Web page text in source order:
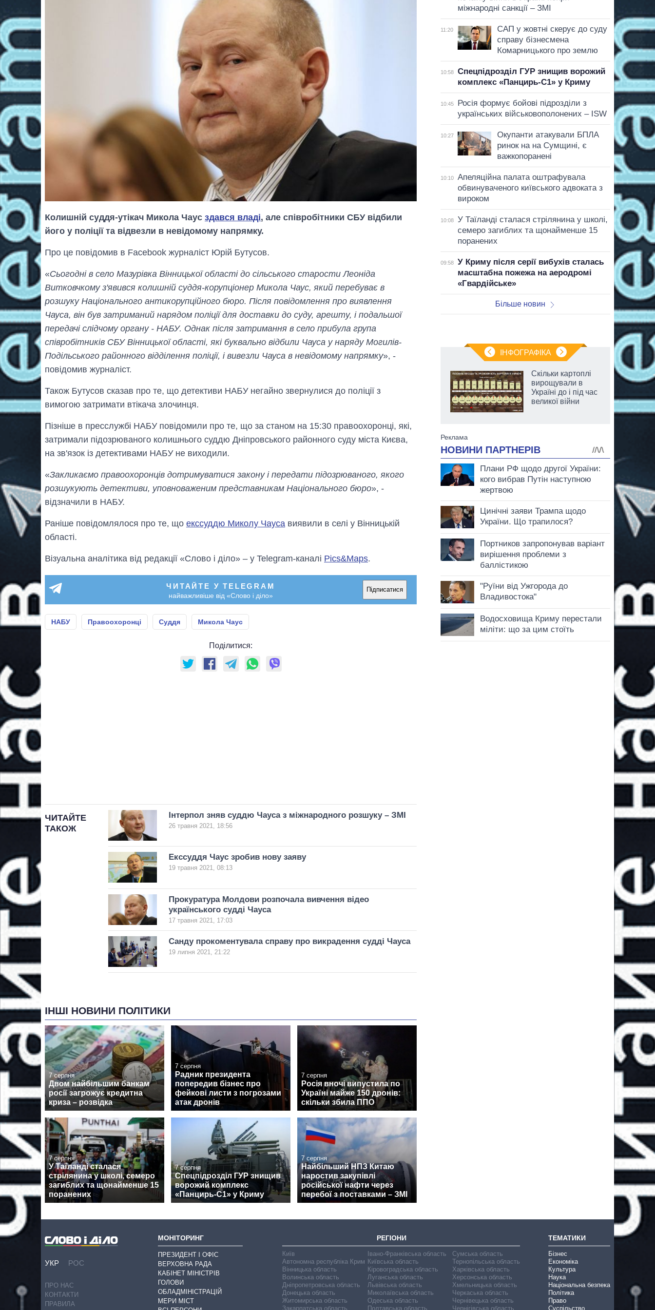
Колишній суддя-утікач Микола Чаус здався владі, але співробітники СБУ відбили
його у поліції та відвезли в невідомому напрямку.
Про це повідомив в Facebook журналіст Юрій Бутусов.
«Сьогодні в село Мазурівка Вінницької області до сільського старости Леоніда
Витковчкому з'явився колишній суддя-корупціонер Микола Чаус, який перебуває в
розшуку Національного антикорупційного бюро. Після повідомлення про виявлення
Чауса, він був затриманий нарядом поліції для доставки до суду, арешту, і подальшої
передачі слідчому органу - НАБУ. Однак після затримання в село прибула група
співробітників СБУ Вінницької області, які буквально відбили Чауса у наряду Могилів-
Подільського районного відділення поліції, і вивезли Чауса в невідомому напрямку», -
повідомив журналіст.
Також Бутусов сказав про те, що детективи НАБУ негайно звернулися до поліції з
вимогою затримати втікача злочинця.
Пізніше в пресслужбі НАБУ повідомили про те, що за станом на 15:30 правоохоронці, які,
затримали підозрюваного колишнього суддю Дніпровського районного суду міста Києва,
на зв'язок із детективами НАБУ не виходили.
«Закликаємо правоохоронців дотримуватися закону і передати підозрюваного, якого
розшукують детективи, уповноваженим представникам Національного бюро», -
відзначили в НАБУ.
Раніше повідомлялося про те, що екссуддю Миколу Чауса виявили в селі у Вінницькій
області.
Візуальна аналітика від редакції «Слово і діло» – у Telegram-каналі Pics&Maps.
ЧИТАЙТЕ У TELEGRAM
найважливіше від «Слово і діло»
Підписатися
НАБУ Правоохоронці Суддя Микола Чаус
Поділитися:
ЧИТАЙТЕ
ТАКОЖ
Інтерпол зняв суддю Чауса з міжнародного розшуку – ЗМІ
26 травня 2021, 18:56
Екссуддя Чаус зробив нову заяву
19 травня 2021, 08:13
Прокуратура Молдови розпочала вивчення відео
українського судді Чауса
17 травня 2021, 17:03
Санду прокоментувала справу про викрадення судді Чауса
19 липня 2021, 21:22
ІНШІ НОВИНИ ПОЛІТИКИ
7 серпня
Двом найбільшим банкам
росії загрожує кредитна
криза – розвідка
7 серпня
Радник президента
попередив бізнес про
фейкові листи з погрозами
атак дронів
7 серпня
Росія вночі випустила по
Україні майже 150 дронів:
скільки збила ППО
7 серпня
У Таїланді сталася
стрілянина у школі, семеро
загиблих та щонайменше 15
поранених
7 серпня
Спецпідрозділ ГУР знищив
ворожий комплекс
«Панцирь-С1» у Криму
7 серпня
Найбільший НПЗ Китаю
наростив закупівлі
російської нафти через
перебої з поставками – ЗМІ
міжнародні санкції – ЗМІ
11:20
САП у жовтні скерує до суду
справу бізнесмена
Комарницького про землю
10:58
Спецпідрозділ ГУР знищив ворожий
комплекс «Панцирь-С1» у Криму
10:45
Росія формує бойові підрозділи з
українських військовополонених – ISW
10:27
Окупанти атакували БПЛА
ринок на на Сумщині, є
важкопоранені
10:10
Апеляційна палата оштрафувала
обвинуваченого київського адвоката з
вироком
10:08
У Таїланді сталася стрілянина у школі,
семеро загиблих та щонайменше 15
поранених
09:58
У Криму після серії вибухів сталась
масштабна пожежа на аеродромі
«Гвардійське»
Більше новин
ІНФОГРАФІКА
Міністерства
Скільки картоплі
вирощували в
Україні до і під час
великої війни
УКР РОС
ПРО НАС
КОНТАКТИ
ПРАВИЛА
МОНІТОРИНГ
ПРЕЗИДЕНТ І ОФІС
ВЕРХОВНА РАДА
КАБІНЕТ МІНІСТРІВ
ГОЛОВИ
ОБЛАДМІНІСТРАЦІЙ
МЕРИ МІСТ
РЕГІОНИ
Київ
Автономна республіка Крим
Вінницька область
Волинська область
Дніпропетровська область
Донецька область
Житомирська область
Закарпатська область
Івано-Франківська область
Київська область
Кіровоградська область
Луганська область
Львівська область
Миколаївська область
Одеська область
Полтавська область
Сумська область
Тернопільська область
Харківська область
Херсонська область
Хмельницька область
Черкаська область
Чернівецька область
Чернігівська область
ТЕМАТИКИ
Бізнес
Економіка
Культура
Наука
Національна безпека
Політика
Право
Суспільство